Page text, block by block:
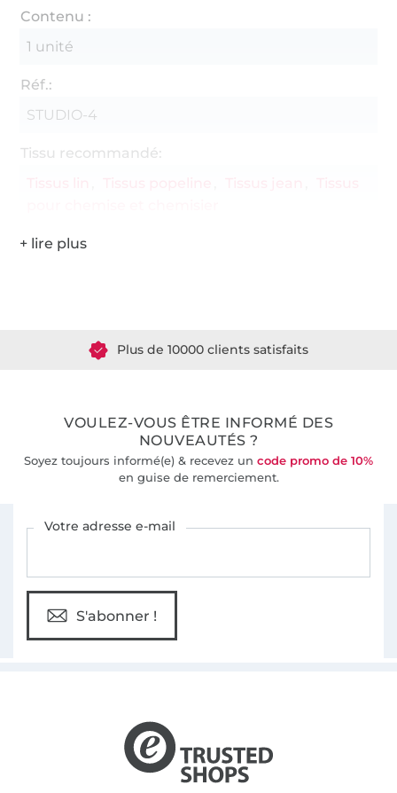
Contenu :
1 unité
Réf.:
STUDIO-4
Tissu recommandé:
VOULEZ-VOUS ÊTRE INFORMÉ DES
NOUVEAUTÉS ?
Soyez toujours informé(e) & recevez un code promo de 10%
en guise de remerciement.
Votre adresse e-mail
S'abonner !